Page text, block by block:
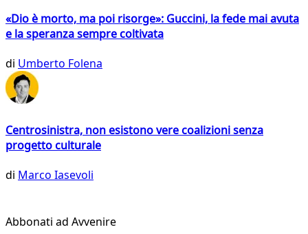
«Dio è morto, ma poi risorge»: Guccini, la fede mai avuta
e la speranza sempre coltivata
di Umberto Folena
Centrosinistra, non esistono vere coalizioni senza
progetto culturale
di Marco Iasevoli
Abbonati ad Avvenire